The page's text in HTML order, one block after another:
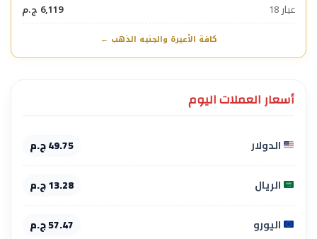
عيار 18
6,119 ج.م
كافة الأعيرة والجنيه الذهب ←
أسعار العملات اليوم
الدولار 49.75 ج.م
الريال 13.28 ج.م
اليورو 57.47 ج.م